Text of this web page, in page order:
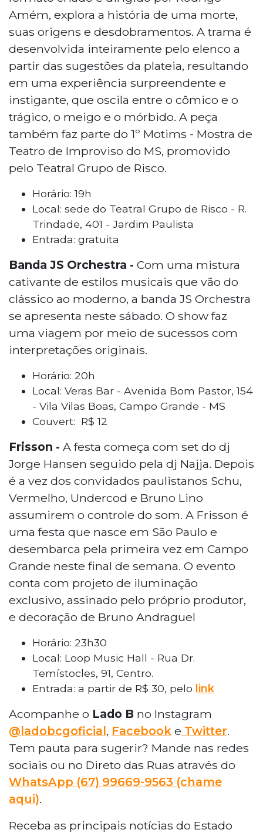
Amém, explora a história de uma morte,
suas origens e desdobramentos. A trama é
desenvolvida inteiramente pelo elenco a
partir das sugestões da plateia, resultando
em uma experiência surpreendente e
instigante, que oscila entre o cômico e o
trágico, o meigo e o mórbido. A peça
também faz parte do 1º Motims - Mostra de
Teatro de Improviso do MS, promovido
pelo Teatral Grupo de Risco.
Horário: 19h
Local: sede do Teatral Grupo de Risco - R.
Trindade, 401 - Jardim Paulista
Entrada: gratuita
Banda JS Orchestra - Com uma mistura
cativante de estilos musicais que vão do
clássico ao moderno, a banda JS Orchestra
se apresenta neste sábado. O show faz
uma viagem por meio de sucessos com
interpretações originais.
Horário: 20h
Local: Veras Bar - Avenida Bom Pastor, 154
- Vila Vilas Boas, Campo Grande - MS
Couvert: R$ 12
Frisson - A festa começa com set do dj
Jorge Hansen seguido pela dj Najja. Depois
é a vez dos convidados paulistanos Schu,
Vermelho, Undercod e Bruno Lino
assumirem o controle do som. A Frisson é
uma festa que nasce em São Paulo e
desembarca pela primeira vez em Campo
Grande neste final de semana. O evento
conta com projeto de iluminação
exclusivo, assinado pelo próprio produtor,
e decoração de Bruno Andraguel
Horário: 23h30
Local: Loop Music Hall - Rua Dr.
Temístocles, 91, Centro.
Entrada: a partir de R$ 30, pelo link
Acompanhe o Lado B no Instagram
@ladobcgoficial, Facebook e Twitter.
Tem pauta para sugerir? Mande nas redes
sociais ou no Direto das Ruas através do
WhatsApp (67) 99669-9563 (chame
aqui).
Receba as principais notícias do Estado